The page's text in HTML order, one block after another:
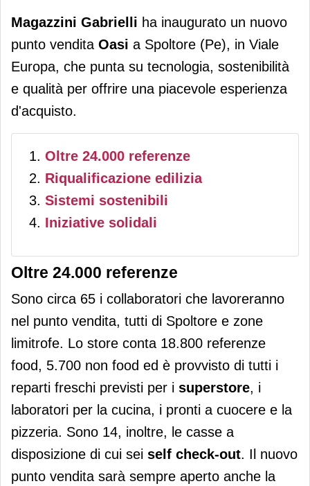
Magazzini Gabrielli apre un nuovo
store Oasi a Spoltore (Pe)
Magazzini Gabrielli ha inaugurato un nuovo
punto vendita Oasi a Spoltore (Pe), in Viale
Europa, che punta su tecnologia, sostenibilità
e qualità per offrire una piacevole esperienza
d'acquisto.
Oltre 24.000 referenze
Riqualificazione edilizia
Sistemi sostenibili
Iniziative solidali
Oltre 24.000 referenze
Sono circa 65 i collaboratori che lavoreranno
nel punto vendita, tutti di Spoltore e zone
limitrofe. Lo store conta 18.800 referenze
food, 5.700 non food ed è provvisto di tutti i
reparti freschi previsti per i superstore, i
laboratori per la cucina, i pronti a cuocere e la
pizzeria. Sono 14, inoltre, le casse a
disposizione di cui sei self check-out. Il nuovo
punto vendita sarà sempre aperto anche la